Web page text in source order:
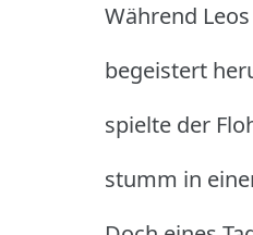
Während
begeistert
spielte der
stumm in